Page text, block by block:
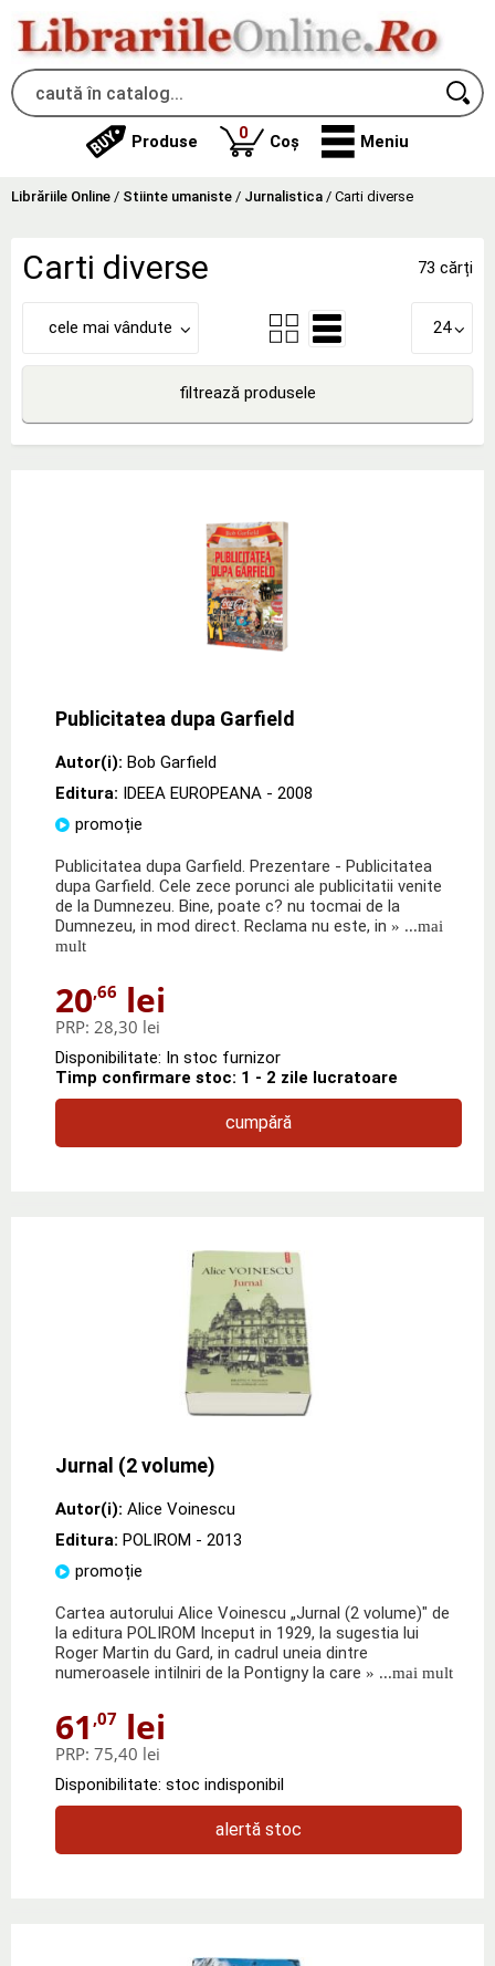
Produse 0produse
Coș Meniu
Librăriile Online / Stiinte umaniste / Jurnalistica / Carti diverse
Carti diverse 73 cărți
cele mai vândute 24
filtrează produsele
Publicitatea dupa Garfield
Autor(i): Bob Garfield
Editura: IDEEA EUROPEANA - 2008
promoție
Publicitatea dupa Garfield. Prezentare - Publicitatea
dupa Garfield. Cele zece porunci ale publicitatii venite
de la Dumnezeu. Bine, poate c? nu tocmai de la
Dumnezeu, in mod direct. Reclama nu este, in » ...mai
mult
20,66 lei
PRP: 28,30 lei
Disponibilitate: In stoc furnizor
Timp confirmare stoc: 1 - 2 zile lucratoare
cumpără
Jurnal (2 volume)
Autor(i): Alice Voinescu
Editura: POLIROM - 2013
promoție
Cartea autorului Alice Voinescu „Jurnal (2 volume)" de
la editura POLIROM Inceput in 1929, la sugestia lui
Roger Martin du Gard, in cadrul uneia dintre
numeroasele intilniri de la Pontigny la care » ...mai mult
61 ,07 lei
PRP: 75,40 lei
Disponibilitate: stoc indisponibil
alertă stoc